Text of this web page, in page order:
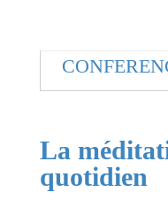
La
quotidien